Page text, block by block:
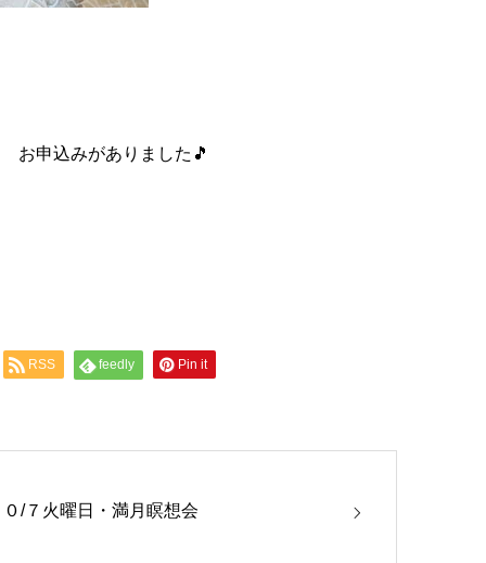
お申込みがありました🎵
RSS feedly Pin it
０/７火曜日・満月瞑想会